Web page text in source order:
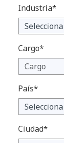
Industria*
Cargo*
País*
Ciudad*